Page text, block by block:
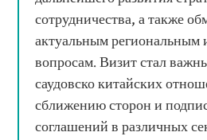
сотрудничества, а также
актуальным
вопросам. Визит стал
саудовско китайских
сближению сторон и
соглашений в различных